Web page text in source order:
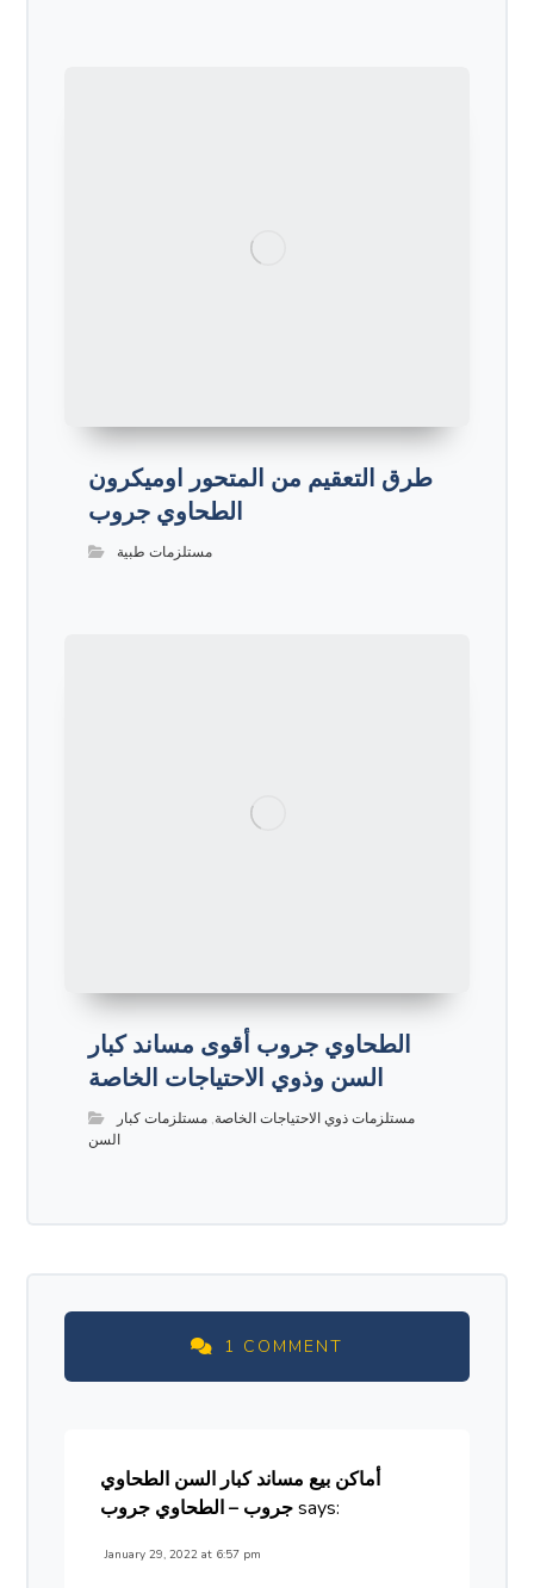
طرق التعقيم من المتحور اوميكرون
الطحاوي جروب
مستلزمات طبية
الطحاوي جروب أقوى مساند كبار
السن وذوي الاحتياجات الخاصة
مستلزمات ذوي الاحتياجات الخاصة, مستلزمات كبار
السن
1 COMMENT
أماكن بيع مساند كبار السن الطحاوي
جروب – الطحاوي جروب says:
January 29, 2022 at 6:57 pm